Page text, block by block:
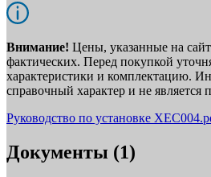
Внимание! Цены, указанные на
фактических. Перед покупкой
характеристики и комплектацию.
справочный характер и не является
Руководство по установке
Документы (1)